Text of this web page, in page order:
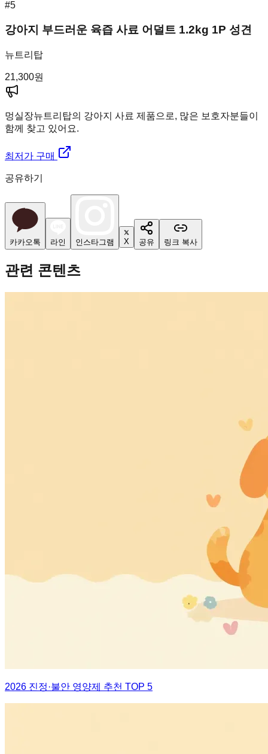
#5
강아지 부드러운 육즙 사료 어덜트 1.2kg 1P 성견
뉴트리탑
21,300원
멍실장뉴트리탑의 강아지 사료 제품으로, 많은 보호자분들이
함께 찾고 있어요.
최저가 구매
공유하기
카카오톡 라인 인스타그램 X 공유 링크 복사
관련 콘텐츠
2026 진정·불안 영양제 추천 TOP 5